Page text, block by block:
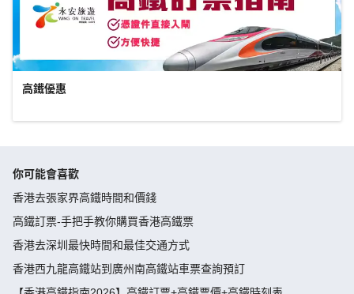
高鐵優惠
你可能會喜歡
香港去張家界高鐵時間和價錢
高鐵訂票-手把手教你購買香港高鐵票
香港去深圳最快時間和最佳交通方式
香港西九龍高鐵站到廣州南高鐵站車票查詢預訂